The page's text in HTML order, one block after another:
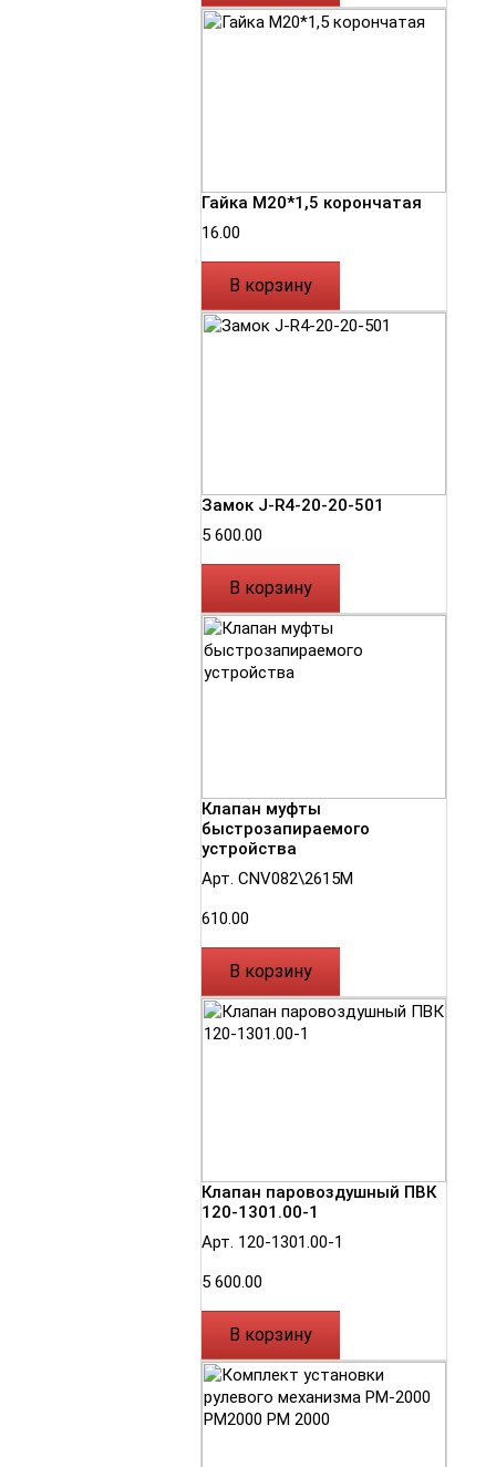
Гайка М20*1,5 корончатая
16.00
В корзину
Замок J-R4-20-20-501
5 600.00
В корзину
Клапан муфты
быстрозапираемого
устройства
Арт. СNV082\2615М
610.00
В корзину
Клапан паровоздушный ПВК
120-1301.00-1
Арт. 120-1301.00-1
5 600.00
В корзину